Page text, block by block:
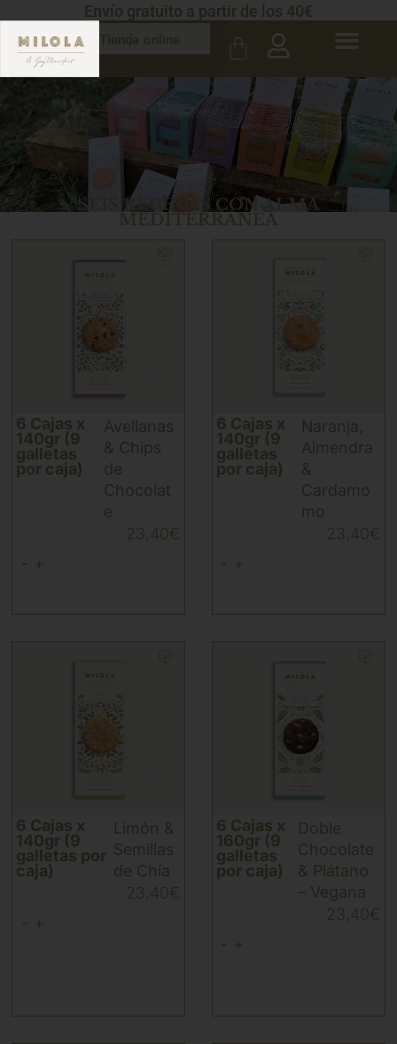
Envío gratuito a partir de los 40€
SEIS RECETAS CON ALMA
MEDITERRÁNEA
6 Cajas x
140gr (9
galletas
por caja)
Avellanas
& Chips
de
Chocolat
e
23,40€
+
6 Cajas x
140gr (9
galletas
por caja)
Naranja,
Almendra
&
Cardamo
mo
23,40€
+
6 Cajas x
140gr (9
galletas por
caja)
Limón &
Semillas
de Chía
23,40€
+
6 Cajas x
160gr (9
galletas
por caja)
Doble
Chocolate
& Plátano
– Vegana
23,40€
+